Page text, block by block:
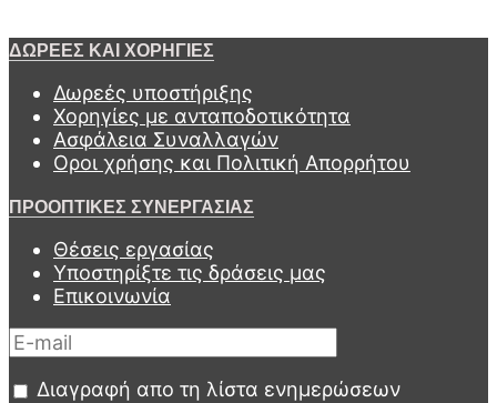
ΔΩΡΕΕΣ ΚΑΙ ΧΟΡΗΓΙΕΣ
Δωρεές υποστήριξης
Χορηγίες με ανταποδοτικότητα
Ασφάλεια Συναλλαγών
Οροι χρήσης και Πολιτική Απορρήτου
ΠΡΟΟΠΤΙΚΕΣ ΣΥΝΕΡΓΑΣΙΑΣ
Θέσεις εργασίας
Υποστηρίξτε τις δράσεις μας
Επικοινωνία
Διαγραφή απο τη λίστα ενημερώσεων